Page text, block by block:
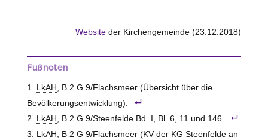
Website der Kirchengemeinde (23.12.2018)
Fußnoten
LkAH , B 2 G 9/Flachsmeer (Übersicht über die
Bevölkerungsentwicklung).
LkAH , B 2 G 9/Steenfelde Bd. I, Bl. 6, 11 und 146.
LkAH , B 2 G 9/Flachsmeer (KVder KG Steenfelde an